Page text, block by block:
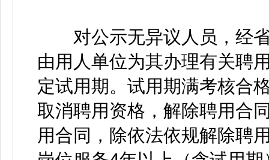
对公示无异议人员，经省
由用人单位为其办理有关聘
定试用期。试用期满考核合
取消聘用资格，解除聘用合
用合同，除依法依规解除聘